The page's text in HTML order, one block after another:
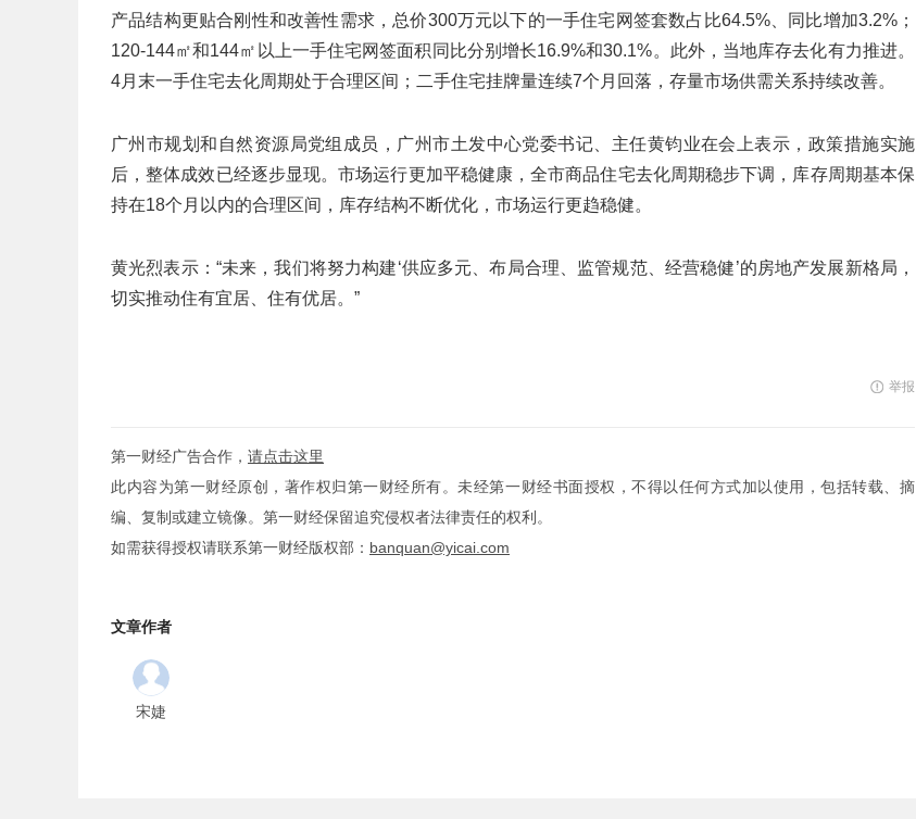
产品结构更贴合刚性和改善性需求，总价300万元以下的一手住宅网签套数占比64.5%、同比增加3.2%；
120-144㎡和144㎡以上一手住宅网签面积同比分别增长16.9%和30.1%。此外，当地库存去化有力推进。
4月末一手住宅去化周期处于合理区间；二手住宅挂牌量连续7个月回落，存量市场供需关系持续改善。
广州市规划和自然资源局党组成员，广州市土发中心党委书记、主任黄钧业在会上表示，政策措施实施
后，整体成效已经逐步显现。市场运行更加平稳健康，全市商品住宅去化周期稳步下调，库存周期基本保
持在18个月以内的合理区间，库存结构不断优化，市场运行更趋稳健。
黄光烈表示：“未来，我们将努力构建‘供应多元、布局合理、监管规范、经营稳健’的房地产发展新格局，
切实推动住有宜居、住有优居。”
举报
第一财经广告合作， 请点击这里
此内容为第一财经原创，著作权归第一财经所有。未经第一财经书面授权，不得以任何方式加以使用，包括转载、摘
编、复制或建立镜像。第一财经保留追究侵权者法律责任的权利。
如需获得授权请联系第一财经版权部： banquan@yicai.com
文章作者
宋婕